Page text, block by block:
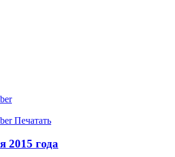
Печатать
2015 года